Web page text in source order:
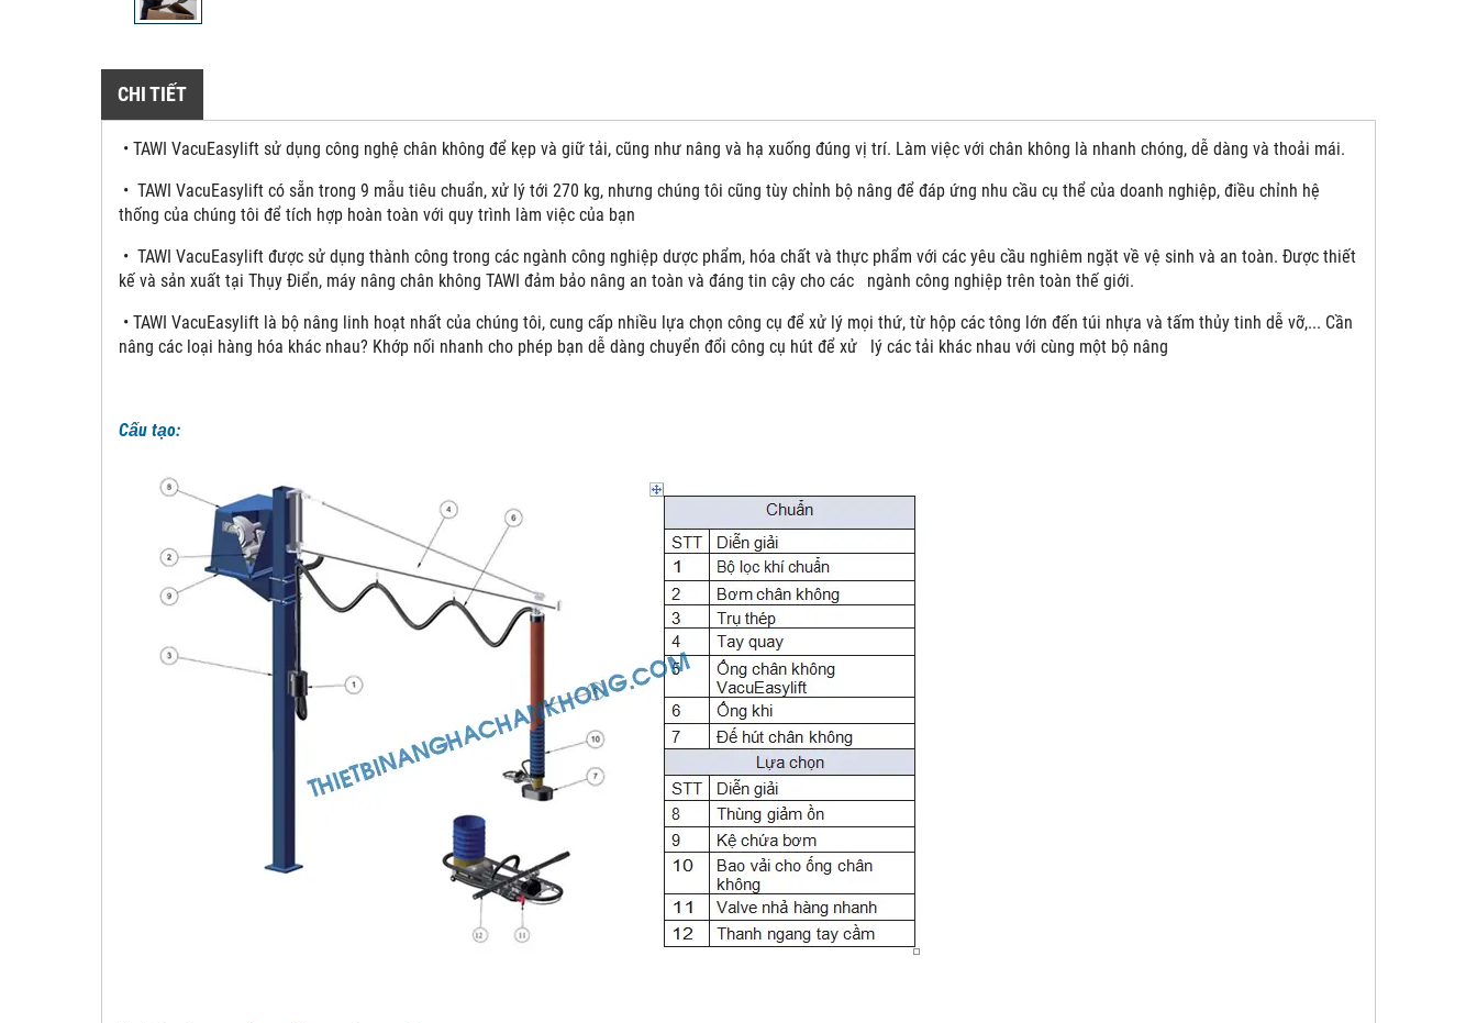
CHI TIẾT
• TAWI VacuEasylift sử dụng công nghệ chân không để kẹp và giữ tải, cũng như nâng và hạ xuống đúng vị trí. Làm việc với chân không là nhanh chóng, dễ dàng và thoải mái.
• TAWI VacuEasylift có sẵn trong 9 mẫu tiêu chuẩn, xử lý tới 270 kg, nhưng chúng tôi cũng tùy chỉnh bộ nâng để đáp ứng nhu cầu cụ thể của doanh nghiệp, điều chỉnh hệ
thống của chúng tôi để tích hợp hoàn toàn với quy trình làm việc của bạn
• TAWI VacuEasylift được sử dụng thành công trong các ngành công nghiệp dược phẩm, hóa chất và thực phẩm với các yêu cầu nghiêm ngặt về vệ sinh và an toàn. Được thiết
kế và sản xuất tại Thụy Điển, máy nâng chân không TAWI đảm bảo nâng an toàn và đáng tin cậy cho các ngành công nghiệp trên toàn thế giới.
• TAWI VacuEasylift là bộ nâng linh hoạt nhất của chúng tôi, cung cấp nhiều lựa chọn công cụ để xử lý mọi thứ, từ hộp các tông lớn đến túi nhựa và tấm thủy tinh dễ vỡ,... Cần
nâng các loại hàng hóa khác nhau? Khớp nối nhanh cho phép bạn dễ dàng chuyển đổi công cụ hút để xử lý các tải khác nhau với cùng một bộ nâng
Cấu tạo: